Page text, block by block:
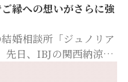
縁への想いがさらに強
婚相談所「ジュノリア
先日、IBJの関西納涼会